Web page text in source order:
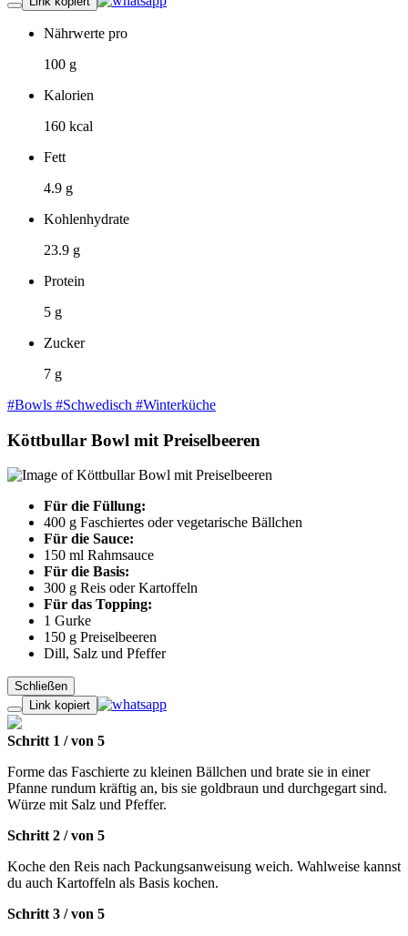
Nährwerte pro
100 g
Kalorien
160 kcal
Fett
4.9 g
Kohlenhydrate
23.9 g
Protein
5 g
Zucker
7 g
#Bowls #Schwedisch #Winterküche
Köttbullar Bowl mit Preiselbeeren
Für die Füllung:
400 g Faschiertes oder vegetarische Bällchen
Für die Sauce:
150 ml Rahmsauce
Für die Basis:
300 g Reis oder Kartoffeln
Für das Topping:
1 Gurke
150 g Preiselbeeren
Dill, Salz und Pfeffer
Schließen
Link kopiert
Schritt 1 /von 5
Forme das Faschierte zu kleinen Bällchen und brate sie in einer
Pfanne rundum kräftig an, bis sie goldbraun und durchgegart sind.
Würze mit Salz und Pfeffer.
Schritt 2 /von 5
Koche den Reis nach Packungsanweisung weich. Wahlweise kannst
du auch Kartoffeln als Basis kochen.
Schritt 3 /von 5